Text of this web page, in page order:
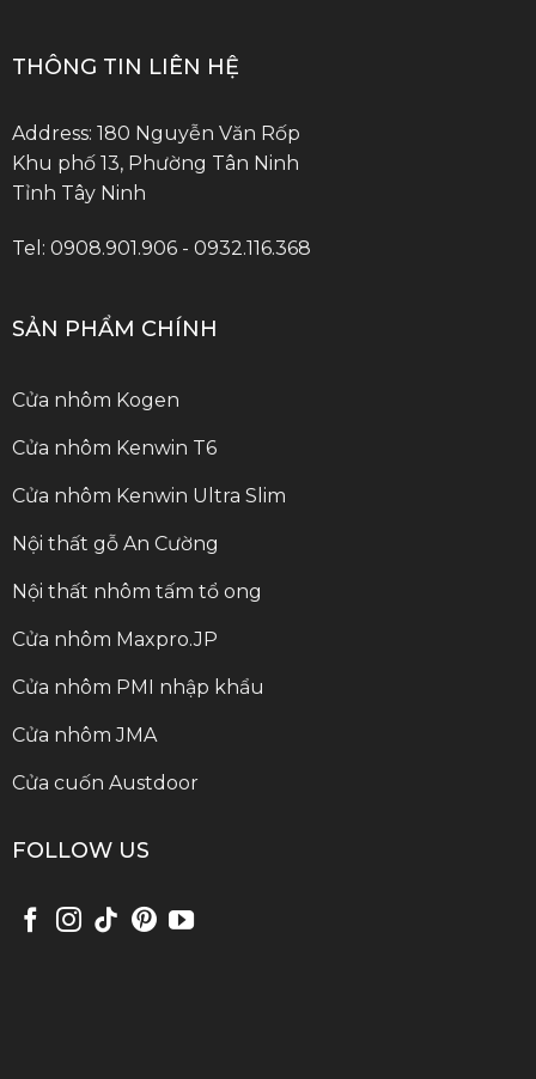
THÔNG TIN LIÊN HỆ
Address: 180 Nguyễn Văn Rốp
Khu phố 13, Phường Tân Ninh
Tỉnh Tây Ninh
Tel: 0908.901.906 - 0932.116.368
SẢN PHẨM CHÍNH
Cửa nhôm Kogen
Cửa nhôm Kenwin T6
Cửa nhôm Kenwin Ultra Slim
Nội thất gỗ An Cường
Nội thất nhôm tấm tổ ong
Cửa nhôm Maxpro.JP
Cửa nhôm PMI nhập khẩu
Cửa nhôm JMA
Cửa cuốn Austdoor
FOLLOW US